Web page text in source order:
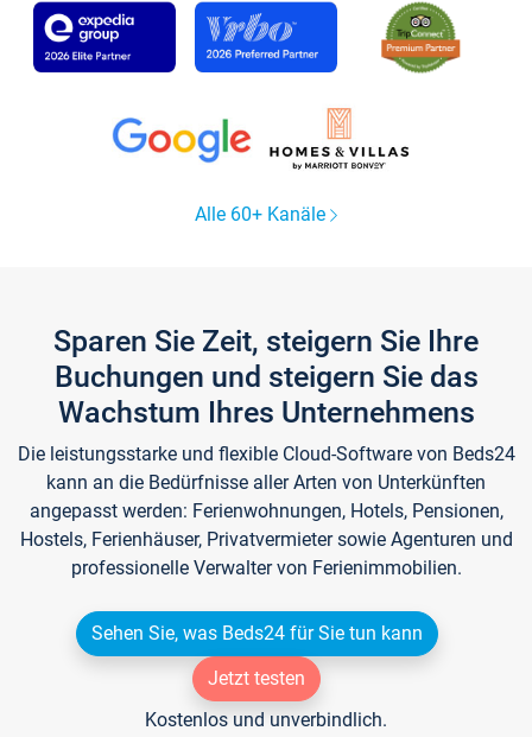
Alle 60+ Kanäle
Sparen Sie Zeit, steigern Sie Ihre
Buchungen und steigern Sie das
Wachstum Ihres Unternehmens
Die leistungsstarke und flexible Cloud-Software von Beds24
kann an die Bedürfnisse aller Arten von Unterkünften
angepasst werden: Ferienwohnungen, Hotels, Pensionen,
Hostels, Ferienhäuser, Privatvermieter sowie Agenturen und
professionelle Verwalter von Ferienimmobilien.
Sehen Sie, was Beds24 für Sie tun kann
Jetzt testen
Kostenlos und unverbindlich.